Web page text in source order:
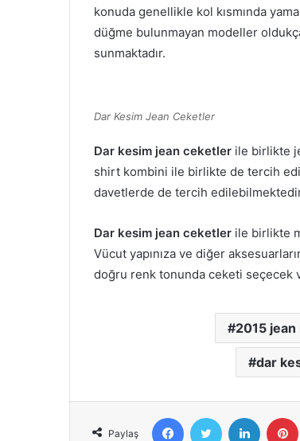
konuda genellikle kol kısmında
düğme bulunmayan modeller
sunmaktadır.
Dar Kesim Jean Ceketler
Dar kesim jean ceketler ile birlikte
shirt kombini ile birlikte de tercih
davetlerde de tercih
Dar kesim jean ceketler ile birlikte
Vücut yapınıza ve diğer
doğru renk tonunda ceketi seçecek
2015 jean
dar
Paylaş
Facebook LinkedIn